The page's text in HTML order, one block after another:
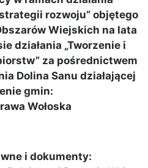
rozwoju” objętego
Wiejskich na lata
działania „Tworzenie i
za pośrednictwem
Dolina Sanu działającej
gmin:
Wołoska
i dokumenty: